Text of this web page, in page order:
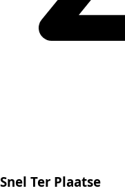
Snel Ter Plaatse